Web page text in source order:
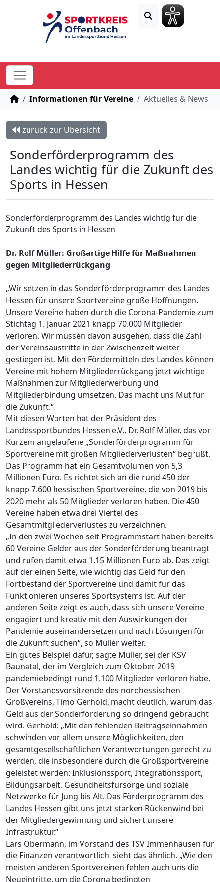
STARTSEITE
Informationen für Vereine Aktuelles & News
zurück zur Übersicht
Sonderförderprogramm des
Landes wichtig für die Zukunft des
Sports in Hessen
Sonderförderprogramm des Landes wichtig für die
Zukunft des Sports in Hessen
Dr. Rolf Müller: Großartige Hilfe für Maßnahmen
gegen Mitgliederrückgang
„Wir setzen in das Sonderförderprogramm des Landes
Hessen für unsere Sportvereine große Hoffnungen.
Unsere Vereine haben durch die Corona-Pandemie zum
Stichtag 1. Januar 2021 knapp 70.000 Mitglieder
verloren. Wir müssen davon ausgehen, dass die Zahl
der Vereinsaustritte in der Zwischenzeit weiter
gestiegen ist. Mit den Fördermitteln des Landes können
Vereine mit hohem Mitgliederrückgang jetzt wichtige
Maßnahmen zur Mitgliederwerbung und
Mitgliederbindung umsetzen. Das macht uns Mut für
die Zukunft.“
Mit diesen Worten hat der Präsident des
Landessportbundes Hessen e.V., Dr. Rolf Müller, das vor
Kurzem angelaufene „Sonderförderprogramm für
Sportvereine mit großen Mitgliederverlusten“ begrüßt.
Das Programm hat ein Gesamtvolumen von 5,3
Millionen Euro. Es richtet sich an die rund 450 der
knapp 7.600 hessischen Sportvereine, die von 2019 bis
2020 mehr als 50 Mitglieder verloren haben. Die 450
Vereine haben etwa drei Viertel des
Gesamtmitgliederverlustes zu verzeichnen.
„In den zwei Wochen seit Programmstart haben bereits
60 Vereine Gelder aus der Sonderförderung beantragt
und rufen damit etwa 1,15 Millionen Euro ab. Das zeigt
auf der einen Seite, wie wichtig das Geld für den
Fortbestand der Sportvereine und damit für das
Funktionieren unseres Sportsystems ist. Auf der
anderen Seite zeigt es auch, dass sich unsere Vereine
engagiert und kreativ mit den Auswirkungen der
Pandemie auseinandersetzen und nach Lösungen für
die Zukunft suchen“, so Müller weiter.
Ein gutes Beispiel dafür, sagte Müller, sei der KSV
Baunatal, der im Vergleich zum Oktober 2019
pandemiebedingt rund 1.100 Mitglieder verloren habe.
Der Vorstandsvorsitzende des nordhessischen
Großvereins, Timo Gerhold, macht deutlich, warum das
Geld aus der Sonderförderung so dringend gebraucht
wird. Gerhold: „Mit den fehlenden Beitragseinnahmen
schwinden vor allem unsere Möglichkeiten, den
gesamtgesellschaftlichen Verantwortungen gerecht zu
werden, die insbesondere durch die Großsportvereine
geleistet werden: Inklusionssport, Integrationssport,
Bildungsarbeit, Gesundheitsfürsorge und soziale
Netzwerke für Jung bis Alt. Das Förderprogramm des
Landes Hessen gibt uns jetzt starken Rückenwind bei
der Mitgliedergewinnung und sichert unsere
Infrastruktur.“
Lars Obermann, im Vorstand des TSV Immenhausen für
die Finanzen verantwortlich, sieht das ähnlich. „Wie den
meisten anderen Sportvereinen fehlen auch uns die
Neueintritte, um die Corona bedingten